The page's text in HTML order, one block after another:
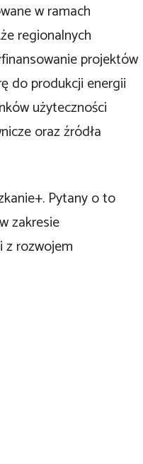
w ramach
regionalnych
projektów
do produkcji energii
użyteczności
oraz źródła
Pytany o to
zakresie
z rozwojem